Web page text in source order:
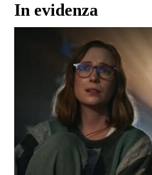
In evidenza